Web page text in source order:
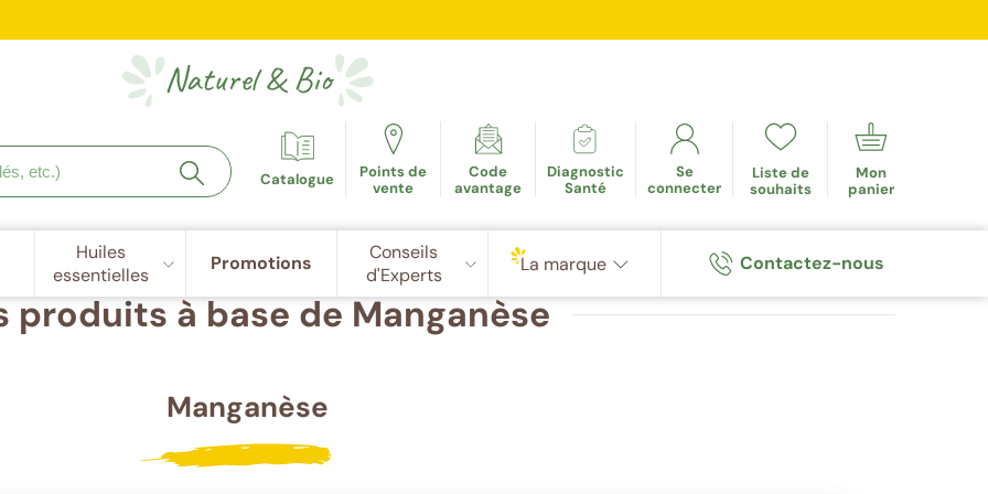
Naturel&Bio
Catalogue
Points de
vente
Code
avantage
Diagnostic
Santé
Se
connecter
Liste de
souhaits
Mon
panier
Huiles
essentielles
Promotions
Conseils
d'Experts
La marque Contactez-nous
produits à base de Manganèse
Manganèse